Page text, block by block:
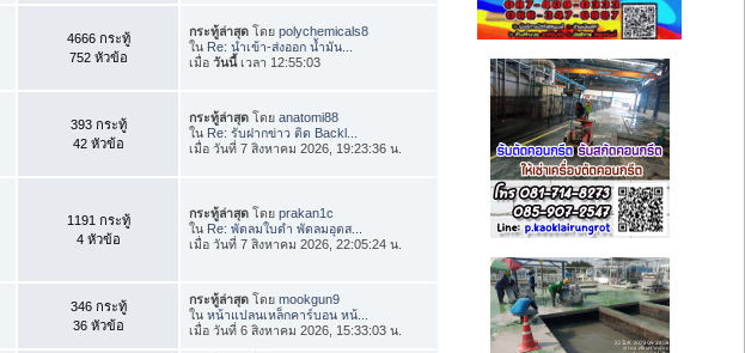
4666 กระทู้
752 หัวข้อ
กระทู้ล่าสุด โดยpolychemicals8
ใน Re: นำเข้า-ส่งออก น้ำมัน...
เมื่อวันนี้เวลา 12:55:03
393 กระทู้
42 หัวข้อ
กระทู้ล่าสุด โดยanatomi88
ใน Re: รับฝากข่าว ติด Backl...
เมื่อ วันที่ 7 สิงหาคม 2026, 19:23:36 น.
1191 กระทู้
4 หัวข้อ
กระทู้ล่าสุด โดยprakan1c
ใน Re: พัดลมใบดำ พัดลมอุตส...
เมื่อ วันที่ 7 สิงหาคม 2026, 22:05:24 น.
346 กระทู้
36 หัวข้อ
กระทู้ล่าสุด โดยmookgun9
ในหน้าแปลนเหล็กคาร์บอน หน้...
เมื่อ วันที่ 6 สิงหาคม 2026, 15:33:03 น.